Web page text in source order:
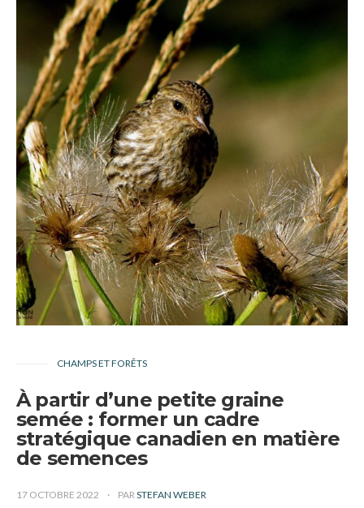
CHAMPS ET FORÊTS
À partir d’une petite graine
semée : former un cadre
stratégique canadien en matière
de semences
17 OCTOBRE 2022 PARSTEFAN WEBER